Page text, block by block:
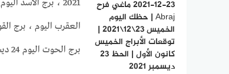
برج الحوت اليوم 24 ديسمبر 2021 الجمعة
23-12-2021 ماغي فرح
Abraj | حظك اليوم
الخميس 23\12\2021 |
توقعات الأبراج الخميس
كانون الأول | الحظ 23
ديسمبر 2021